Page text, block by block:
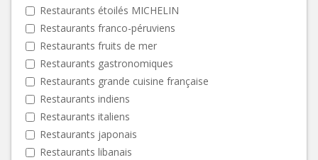
Restaurants étoilés MICHELIN
Restaurants franco-péruviens
Restaurants fruits de mer
Restaurants gastronomiques
Restaurants grande cuisine française
Restaurants indiens
Restaurants italiens
Restaurants japonais
Restaurants libanais